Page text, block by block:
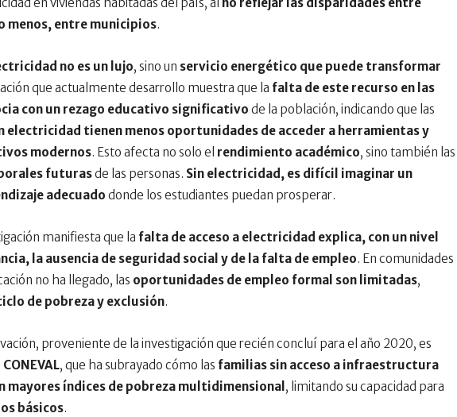
menos, entre municipios.
no es un lujo, sino un servicio energético que puede transformar
que actualmente desarrollo muestra que la falta de este recurso en las
con un rezago educativo significativo de la población, indicando que las
electricidad tienen menos oportunidades de acceder a herramientas y
modernos. Esto afecta no solo el rendimiento académico, sino también las
futurasde las personas. Sin electricidad, es difícil imaginar un
adecuado donde los estudiantes puedan prosperar.
manifiesta que la falta de acceso a electricidad explica, con un nivel
la ausencia de seguridad social y de la falta de empleo. En comunidades
no ha llegado, las oportunidades de empleo formal son limitadas,
de pobreza y exclusión.
proveniente de la investigación que recién concluí para el año 2020, es
CONEVAL, que ha subrayado cómo las familias sin acceso a infraestructura
mayores índices de pobreza multidimensional , limitando su capacidad para
básicos.